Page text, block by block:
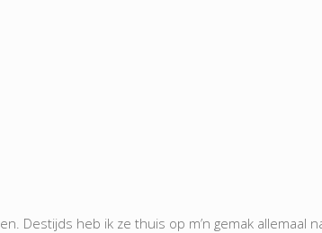
Destijds heb ik ze thuis op m’n gemak allemaal